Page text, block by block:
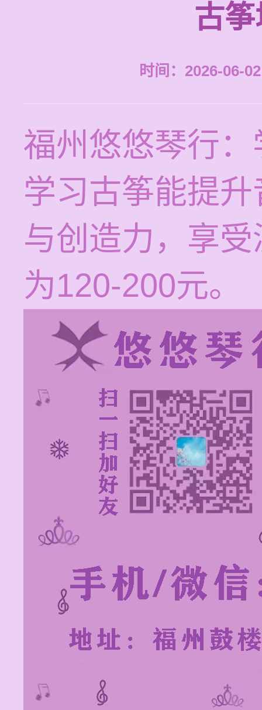
古
时间：2026-06-
福州悠悠琴行
学习古筝能提
与创造力，享
为120-200元。